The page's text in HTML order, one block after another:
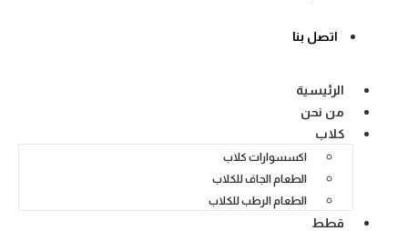
اتصل بنا
الرئيسية
من نحن
كلاب
اكسسوارات كلاب
الطعام الجاف للكلاب
الطعام الرطب للكلاب
قطط